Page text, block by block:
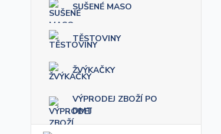
SUŠENÉ MASO
TĚSTOVINY
ŽVÝKAČKY
VÝPRODEJ ZBOŽÍ PO
DMT